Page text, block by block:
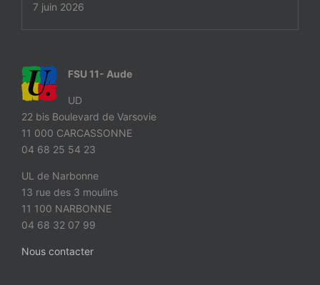
7 juin 2026
FSU 11- Aude
UD
22 bis Boulevard de Varsovie
11 000 CARCASSONNE
04 68 25 54 23
UL de Narbonne
13 rue des 3 moulins
11 100 NARBONNE
04 68 32 07 99
Nous contacter